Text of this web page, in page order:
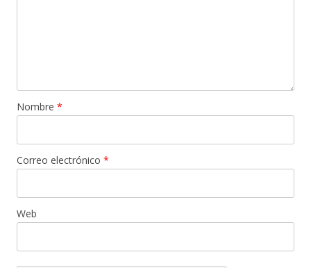
Nombre *
Correo electrónico *
Web